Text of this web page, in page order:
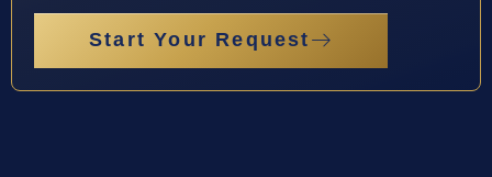
Start Your Request